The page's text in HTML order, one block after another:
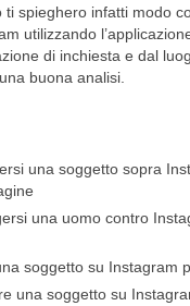
ti spieghero infatti modo
utilizzando
di inchiesta e dal
buona analisi.
una soggetto sopra
una uomo contro
soggetto su Instagram
una soggetto su